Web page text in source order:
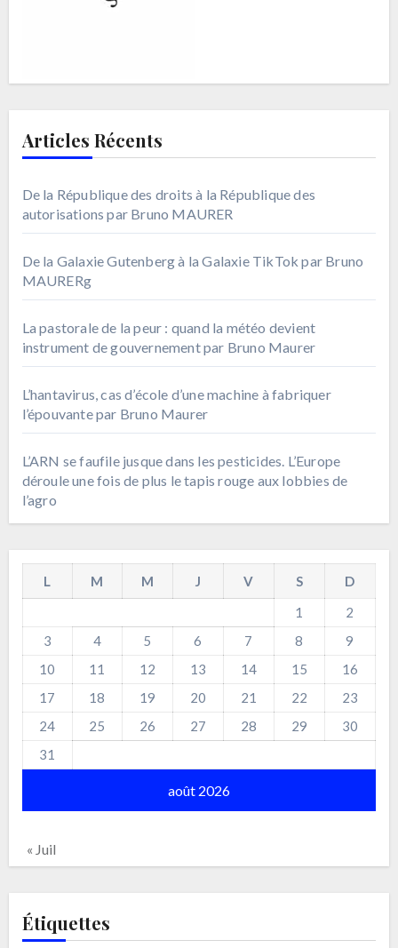
Articles Récents
De la République des droits à la République des
autorisations par Bruno MAURER
De la Galaxie Gutenberg à la Galaxie TikTok par Bruno
MAURERg
La pastorale de la peur : quand la météo devient
instrument de gouvernement par Bruno Maurer
L’hantavirus, cas d’école d’une machine à fabriquer
l’épouvante par Bruno Maurer
L’ARN se faufile jusque dans les pesticides. L’Europe
déroule une fois de plus le tapis rouge aux lobbies de
l’agro
août 2026
L M M J V S
D
1
2
3
4 5 6 7 8
9
10
11 12 13 14 15
16
17
18 19 20 21 22
23
24
25 26 27 28 29
30
31
« Juil
Étiquettes